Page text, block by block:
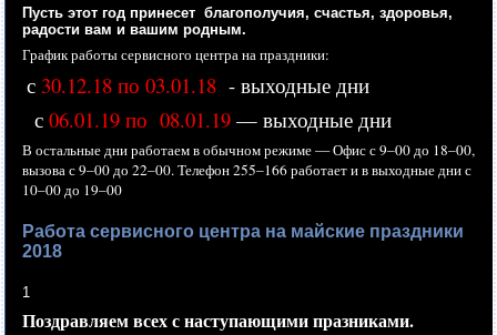
Пусть этот год принесет благополучия, счастья, здоровья,
радости вами вашим родным.
График работы сервисного центрана праздники:
с 30.12.18 по 03.01.18 - выходные дни
с06.01.19 по 08.01.19 — выходные дни
В остальные дни работаемв обычномрежиме —Офис с9–00 до 18–00,
вызова с9–00 до 22–00.Телефон255–166 работаетив выходныедни с
10–00 до 19–00
Работа сервисного центра на майские праздники
2018
1
Поздравляем всехс наступающимипразниками.